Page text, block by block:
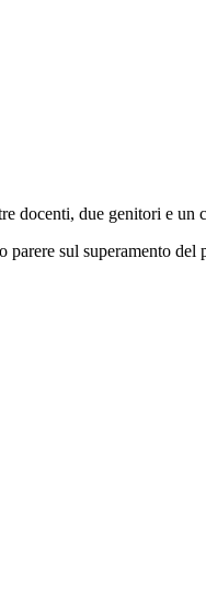
docenti, due genitori e un
sul superamento